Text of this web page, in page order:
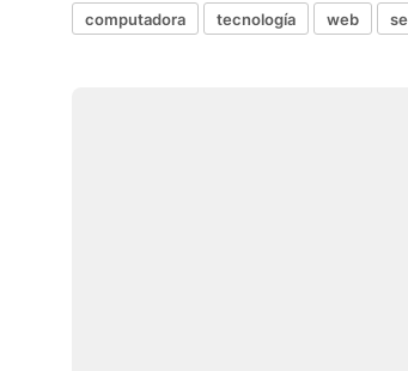
computadora tecnología web